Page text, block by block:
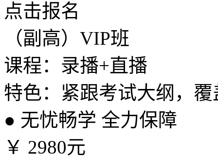
点击报名
（副高）VIP班
课程：录播+直播
特色：紧跟考试大纲，
● 无忧畅学 全力保障
￥ 2980元